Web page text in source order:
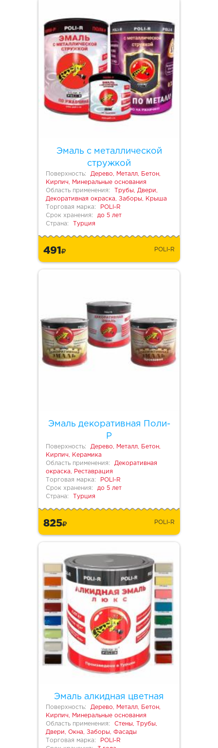
Эмаль с металлической
стружкой
Поверхность:
Дерево, Металл, Бетон,
Кирпич, Минеральные основания
Область применения:
Трубы, Двери,
Декоративная окраска, Заборы, Крыша
Торговая марка:
POLI-R
Срок хранения:
до 5 лет
Страна:
Турция
491 POLI-R
Эмаль декоративная Поли-
Р
Поверхность:
Дерево, Металл, Бетон,
Кирпич, Керамика
Область применения:
Декоративная
окраска, Реставрация
Торговая марка:
POLI-R
Срок хранения:
до 5 лет
Страна:
Турция
825 POLI-R
Эмаль алкидная цветная
Поверхность:
Дерево, Металл, Бетон,
Кирпич, Минеральные основания
Область применения:
Стены, Трубы,
Двери, Окна, Заборы, Фасады
Торговая марка:
POLI-R